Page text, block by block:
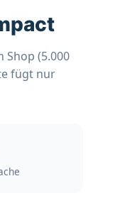
(5.000
fügt nur